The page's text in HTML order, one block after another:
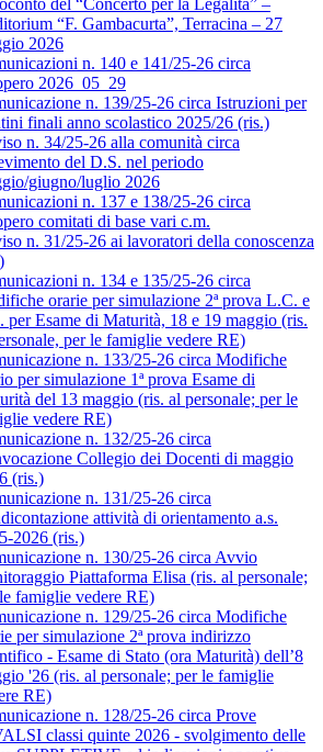
del “Concerto per la Legalità” –
“F. Gambacurta”, Terracina – 27
2026
n. 140 e 141/25-26 circa
2026_05_29
n. 139/25-26 circa Istruzioni per
finali anno scolastico 2025/26 (ris.)
n. 34/25-26 alla comunità circa
del D.S. nel periodo
giugno/luglio 2026
n. 137 e 138/25-26 circa
comitati di base vari c.m.
n. 31/25-26 ai lavoratori della conoscenza
n. 134 e 135/25-26 circa
orarie per simulazione 2ª prova L.C. e
per Esame di Maturità, 18 e 19 maggio (ris.
per le famiglie vedere RE)
n. 133/25-26 circa Modifiche
per simulazione 1ª prova Esame di
del 13 maggio (ris. al personale; per le
vedere RE)
n. 132/25-26 circa
Collegio dei Docenti di maggio
(ris.)
n. 131/25-26 circa
attività di orientamento a.s.
2026 (ris.)
n. 130/25-26 circa Avvio
Piattaforma Elisa (ris. al personale;
famiglie vedere RE)
n. 129/25-26 circa Modifiche
per simulazione 2ª prova indirizzo
- Esame di Stato (ora Maturità) dell’8
'26 (ris. al personale; per le famiglie
RE)
n. 128/25-26 circa Prove
classi quinte 2026 - svolgimento delle